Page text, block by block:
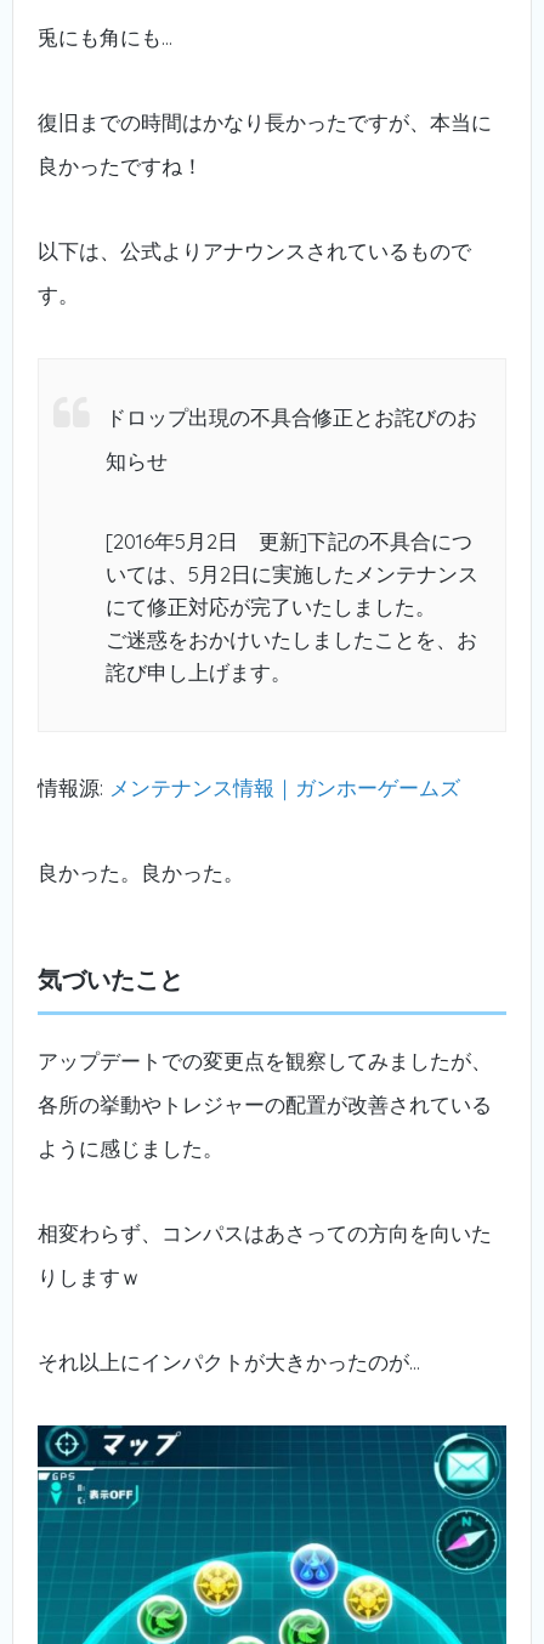
兎にも角にも…
復旧までの時間はかなり長かったですが、本当に
良かったですね！
以下は、公式よりアナウンスされているもので
す。
ドロップ出現の不具合修正とお詫びのお
知らせ
[2016年5月2日 更新]下記の不具合につ
いては、5月2日に実施したメンテナンス
にて修正対応が完了いたしました。
ご迷惑をおかけいたしましたことを、お
詫び申し上げます。
情報源: メンテナンス情報｜ガンホーゲームズ
良かった。良かった。
気づいたこと
アップデートでの変更点を観察してみましたが、
各所の挙動やトレジャーの配置が改善されている
ように感じました。
相変わらず、コンパスはあさっての方向を向いた
りしますｗ
それ以上にインパクトが大きかったのが…